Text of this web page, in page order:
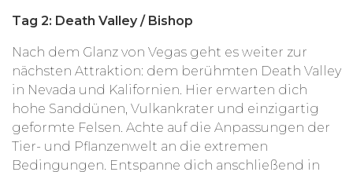
Tag 2: Death Valley / Bishop
Nach dem Glanz von Vegas geht es weiter zur
nächsten Attraktion: dem berühmten Death Valley
in Nevada und Kalifornien. Hier erwarten dich
hohe Sanddünen, Vulkankrater und einzigartig
geformte Felsen. Achte auf die Anpassungen der
Tier- und Pflanzenwelt an die extremen
Bedingungen. Entspanne dich anschließend in